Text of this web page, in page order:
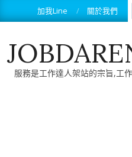
to
加我Line 關於我們
服務是工作達人架站的宗旨,